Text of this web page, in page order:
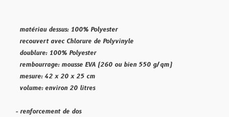
matériau dessus: 100% Polyester
recouvert avec Chlorure de Polyvinyle
doublure: 100% Polyester
rembourrage: mousse EVA (260 ou bien 550 g/qm)
mesure: 42 x 20 x 25 cm
volume: environ 20 litres
- renforcement de dos